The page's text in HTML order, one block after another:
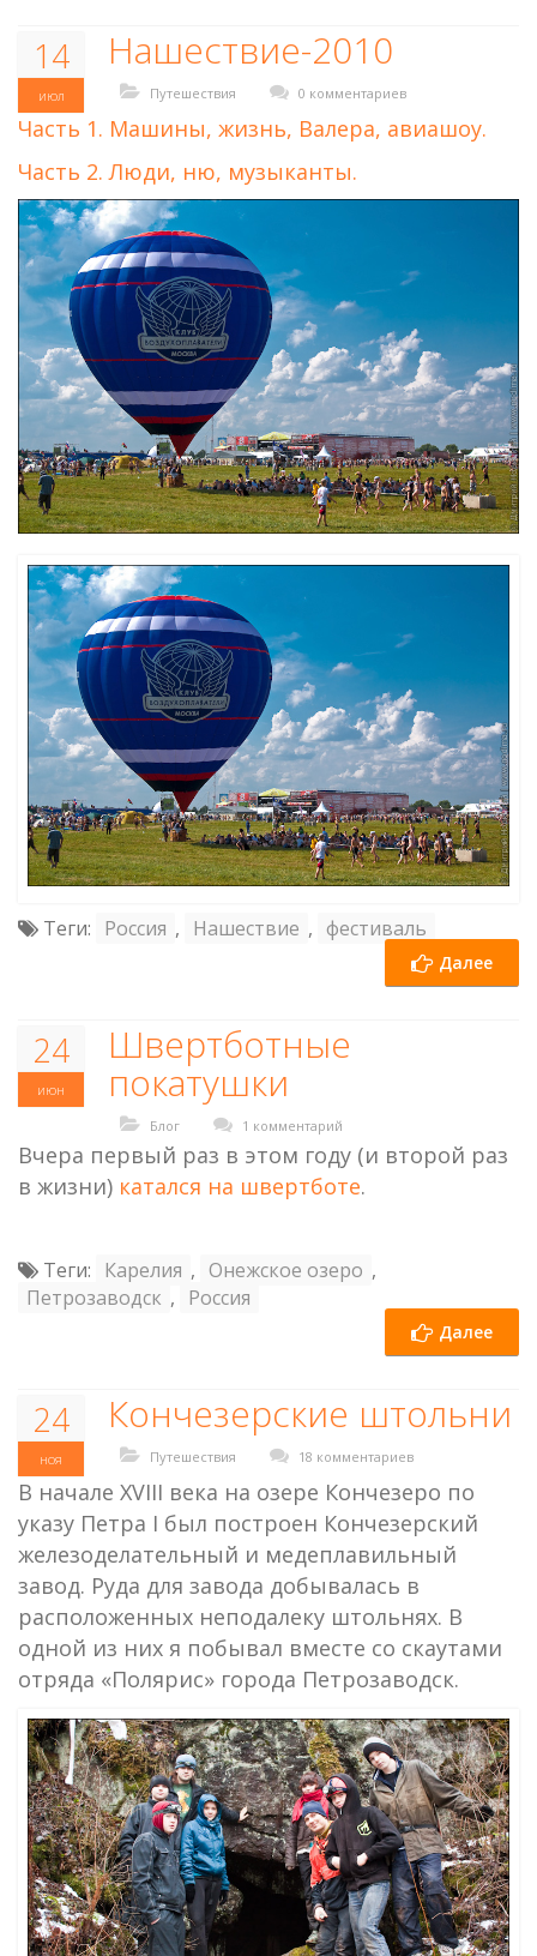
14
июл
Нашествие-2010
Путешествия 0 комментариев
Часть 1. Машины, жизнь, Валера, авиашоу.
Часть 2. Люди, ню, музыканты.
Теги: Россия , Нашествие , фестиваль
Далее
24
июн
Швертботные
покатушки
Блог 1 комментарий
Вчера первый раз в этом году (и второй раз
в жизни) катался на швертботе.
Теги: Карелия , Онежское озеро ,
Петрозаводск , Россия
Далее
24
ноя
Кончезерские штольни
Путешествия 18 комментариев
В начале XVIII века на озере Кончезеро по
указу Петра I был построен Кончезерский
железоделательный и медеплавильный
завод. Руда для завода добывалась в
расположенных неподалеку штольнях. В
одной из них я побывал вместе со скаутами
отряда «Полярис» города Петрозаводск.